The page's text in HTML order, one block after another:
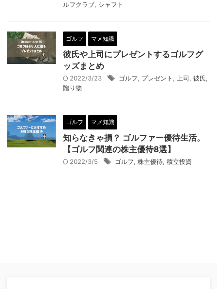
ルフクラブ シャフト
ゴルフ マメ知識
彼氏や上司にプレゼントするゴルフグ
ッズまとめ
2022/3/23 ゴルフ プレゼント 上司 彼氏
贈り物
ゴルフ マメ知識
知らなきゃ損？ ゴルファー優待生活。
【ゴルフ関連の株主優待8選】
2022/3/5 ゴルフ 株主優待 積立投資